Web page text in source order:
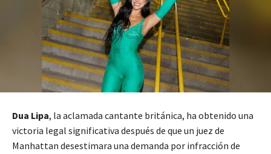
Dua Lipa, la aclamada cantante británica, ha obtenido una
victoria legal significativa después de que un juez de
Manhattan desestimara una demanda por infracción de